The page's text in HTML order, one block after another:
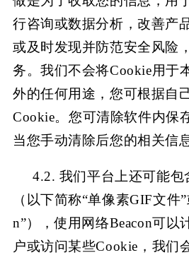
行咨询或数据分析，改善产
或及时发现并防范安全风险
务。我们不会将Cookie用于
外的任何用途，您可根据自
Cookie。您可清除软件内保
当您手动清除后您的相关信
4.2. 我们平台上还可能包
（以下简称“单像素GIF文件
n”），使用网络Beacon可以
户或访问某些Cookie，我们